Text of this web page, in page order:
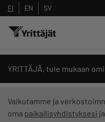
FI EN SV
YRITTÄJÄ, tule mukaan
Vaikutamme ja
oma paikallisyhdistyksesi ja
Hae sivustolta tai
Yrittäjien